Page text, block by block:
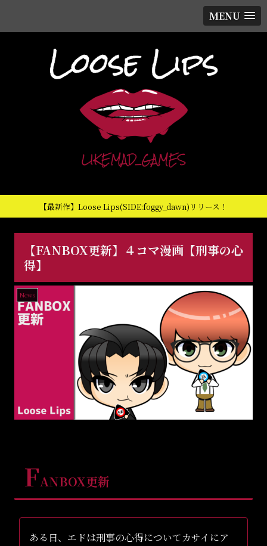
MENU
【最新作】Loose Lips(SIDE:foggy_dawn)リリース！
【FANBOX更新】４コマ漫画【刑事の心
得】
News
FANBOX更新
ある日、エドは刑事の心得についてカサイにア